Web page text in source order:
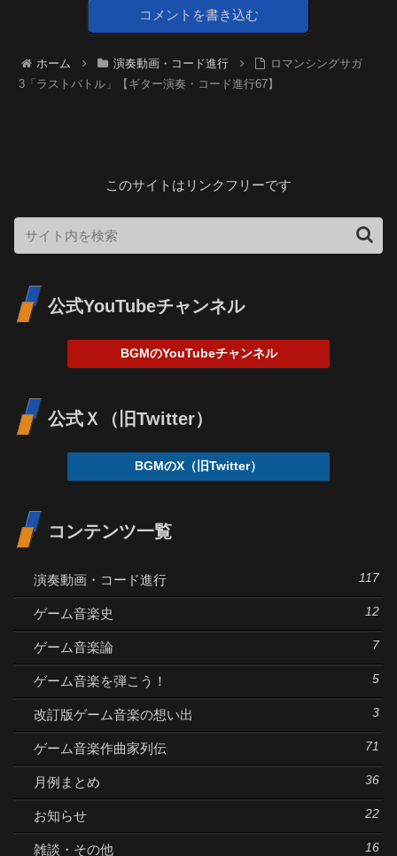
コメントを書き込む
ホーム 演奏動画・コード進行
ロマンシングサガ
3「ラストバトル」【ギター演奏・コード進行67】
このサイトはリンクフリーです
公式YouTubeチャンネル
BGMのYouTubeチャンネル
公式Ｘ（旧Twitter）
BGMのX（旧Twitter）
コンテンツ一覧
演奏動画・コード進行 117
ゲーム音楽史 12
ゲーム音楽論 7
ゲーム音楽を弾こう！ 5
改訂版ゲーム音楽の想い出 3
ゲーム音楽作曲家列伝 71
月例まとめ 36
お知らせ 22
雑談・その他 16